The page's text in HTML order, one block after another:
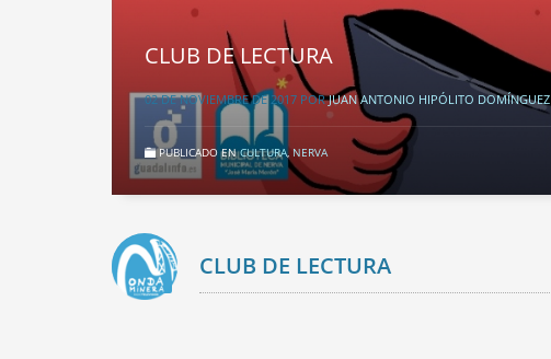
CLUB DE LECTURA
02 DE NOVIEMBRE DE 2017 PORJUAN ANTONIO HIPÓLITO DOMÍNGUEZ
PUBLICADO ENCULTURA, NERVA
CLUB DE LECTURA